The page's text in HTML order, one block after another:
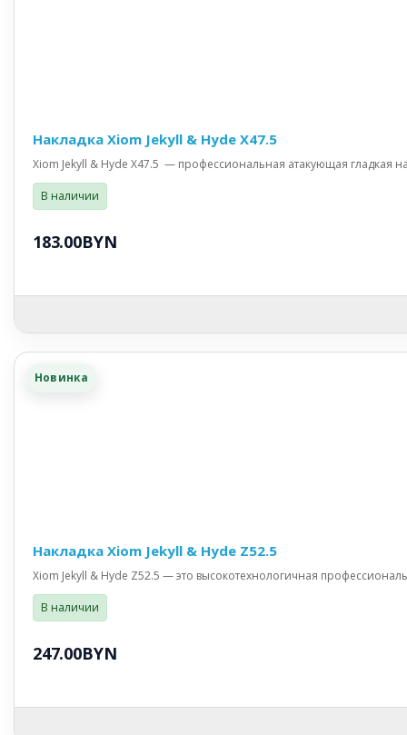
Накладка Xiom Jekyll & Hyde X47.5
Xiom Jekyll & Hyde X47.5 — профессиональная атакующая гладкая
В наличии
183.00BYN
Новинка
Накладка Xiom Jekyll & Hyde Z52.5
Xiom Jekyll & Hyde Z52.5 — это высокотехнологичная
В наличии
247.00BYN